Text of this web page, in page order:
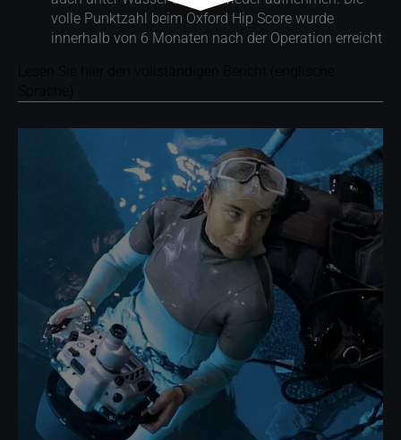
volle Punktzahl beim Oxford Hip Score wurde
innerhalb von 6 Monaten nach der Operation erreicht